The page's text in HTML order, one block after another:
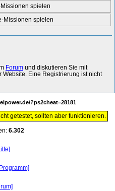
spielen
Missionen spielen
Forum und diskutieren Sie mit
Eine Registrierung ist nicht
?ps2cheat=28181
getestet, sollten aber funktionieren.
6.302